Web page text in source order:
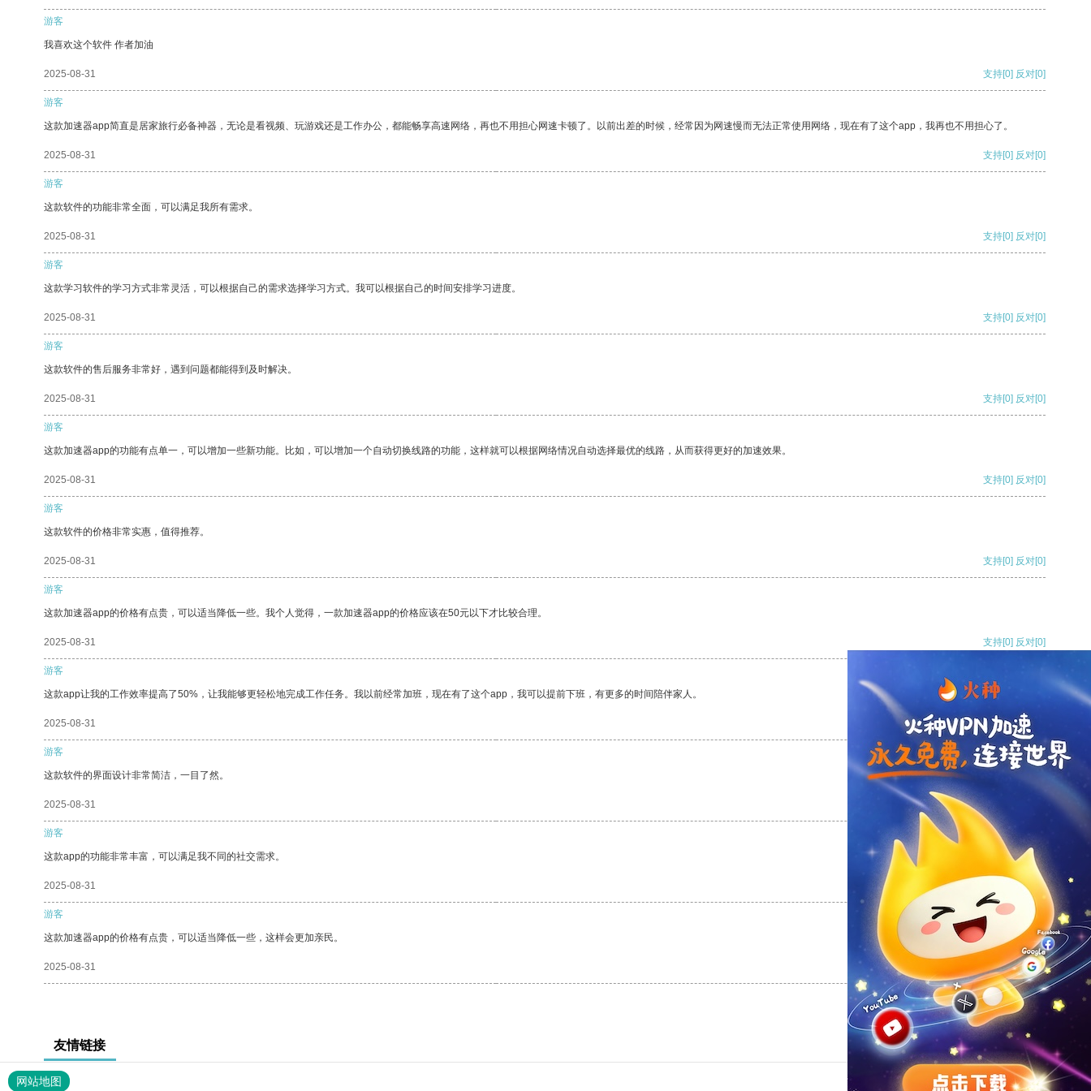
游客
我喜欢这个软件 作者加油
2025-08-31 支持[0] 反对[0]
游客
这款加速器app简直是居家旅行必备神器，无论是看视频、玩游戏还是工作办公，都能畅享高速网络，再也不用担心网速卡顿了。以前出差的时候，经常因为网速慢而无法正常使用网络，现在有了这个app，我再也不用担心了。
2025-08-31 支持[0] 反对[0]
游客
这款软件的功能非常全面，可以满足我所有需求。
2025-08-31 支持[0] 反对[0]
游客
这款学习软件的学习方式非常灵活，可以根据自己的需求选择学习方式。我可以根据自己的时间安排学习进度。
2025-08-31 支持[0] 反对[0]
游客
这款软件的售后服务非常好，遇到问题都能得到及时解决。
2025-08-31 支持[0] 反对[0]
游客
这款加速器app的功能有点单一，可以增加一些新功能。比如，可以增加一个自动切换线路的功能，这样就可以根据网络情况自动选择最优的线路，从而获得更好的加速效果。
2025-08-31 支持[0] 反对[0]
游客
这款软件的价格非常实惠，值得推荐。
2025-08-31 支持[0] 反对[0]
游客
这款加速器app的价格有点贵，可以适当降低一些。我个人觉得，一款加速器app的价格应该在50元以下才比较合理。
2025-08-31 支持[0] 反对[0]
游客
这款app让我的工作效率提高了50%，让我能够更轻松地完成工作任务。我以前经常加班，现在有了这个app，我可以提前下班，有更多的时间陪伴家人。
2025-08-31 支持[0] 反对
游客
这款软件的界面设计非常简洁，一目了然。
2025-08-31 支持
游客
这款app的功能非常丰富，可以满足我不同的社交需求。
2025-08-31 反对 [0]
游客
这款加速器app的价格有点贵，可以适当降低一些，这样会更加亲民。
2025-08-31 支持[0] 反对[0]
友情链接
网站地图